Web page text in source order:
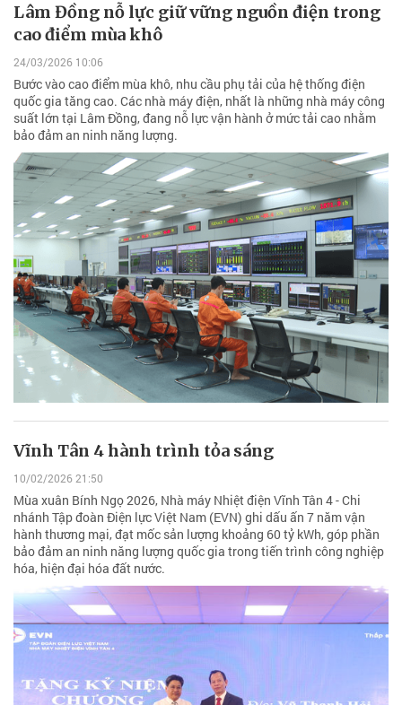
Lâm Đồng nỗ lực giữ vững nguồn điện trong
cao điểm mùa khô
24/03/2026 10:06
Bước vào cao điểm mùa khô, nhu cầu phụ tải của hệ thống điện
quốc gia tăng cao. Các nhà máy điện, nhất là những nhà máy công
suất lớn tại Lâm Đồng, đang nỗ lực vận hành ở mức tải cao nhằm
bảo đảm an ninh năng lượng.
Vĩnh Tân 4 hành trình tỏa sáng
10/02/2026 21:50
Mùa xuân Bính Ngọ 2026, Nhà máy Nhiệt điện Vĩnh Tân 4 - Chi
nhánh Tập đoàn Điện lực Việt Nam (EVN) ghi dấu ấn 7 năm vận
hành thương mại, đạt mốc sản lượng khoảng 60 tỷ kWh, góp phần
bảo đảm an ninh năng lượng quốc gia trong tiến trình công nghiệp
hóa, hiện đại hóa đất nước.